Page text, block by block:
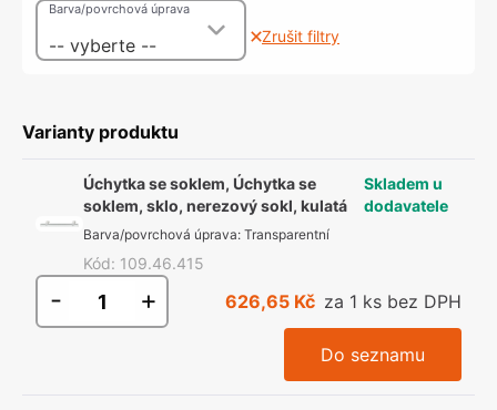
-- vyberte --
Barva/povrchová úprava
Zrušit filtry
Varianty produktu
Úchytka se soklem, Úchytka se
soklem, sklo, nerezový sokl, kulatá
Barva/povrchová úprava: Transparentní
Kód: 109.46.415
Skladem u
dodavatele
- + 626,65 Kč za 1 ks bez DPH
Do seznamu